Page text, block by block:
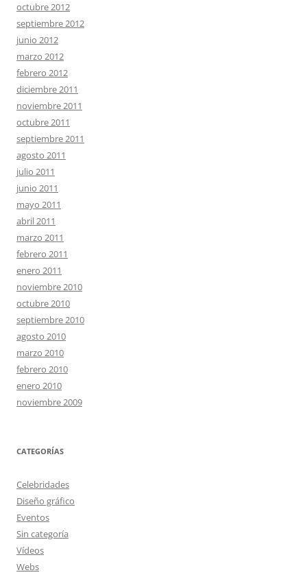
octubre 2012
septiembre 2012
junio 2012
marzo 2012
febrero 2012
diciembre 2011
noviembre 2011
octubre 2011
septiembre 2011
agosto 2011
julio 2011
junio 2011
mayo 2011
abril 2011
marzo 2011
febrero 2011
enero 2011
noviembre 2010
octubre 2010
septiembre 2010
agosto 2010
marzo 2010
febrero 2010
enero 2010
noviembre 2009
CATEGORÍAS
Celebridades
Diseño gráfico
Eventos
Sin categoría
Vídeos
Webs